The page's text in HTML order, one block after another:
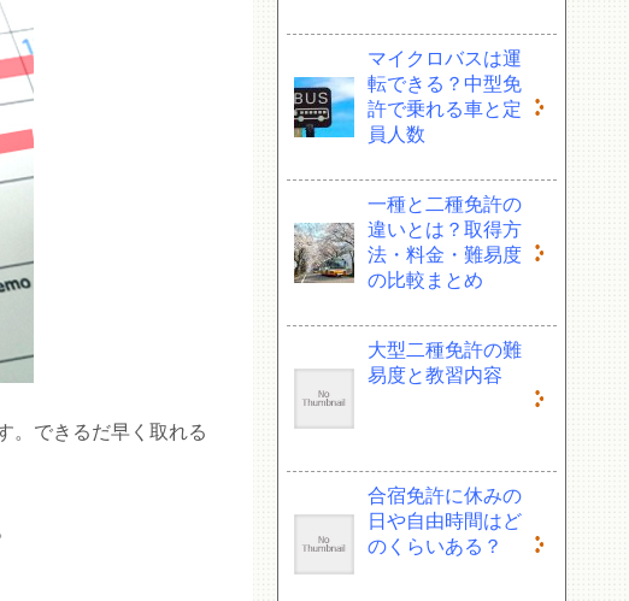
。できるだ早く取れる
マイクロバスは運
転できる？中型免
許で乗れる車と定
員人数
一種と二種免許の
違いとは？取得方
法・料金・難易度
の比較まとめ
大型二種免許の難
易度と教習内容
合宿免許に休みの
日や自由時間はど
のくらいある？